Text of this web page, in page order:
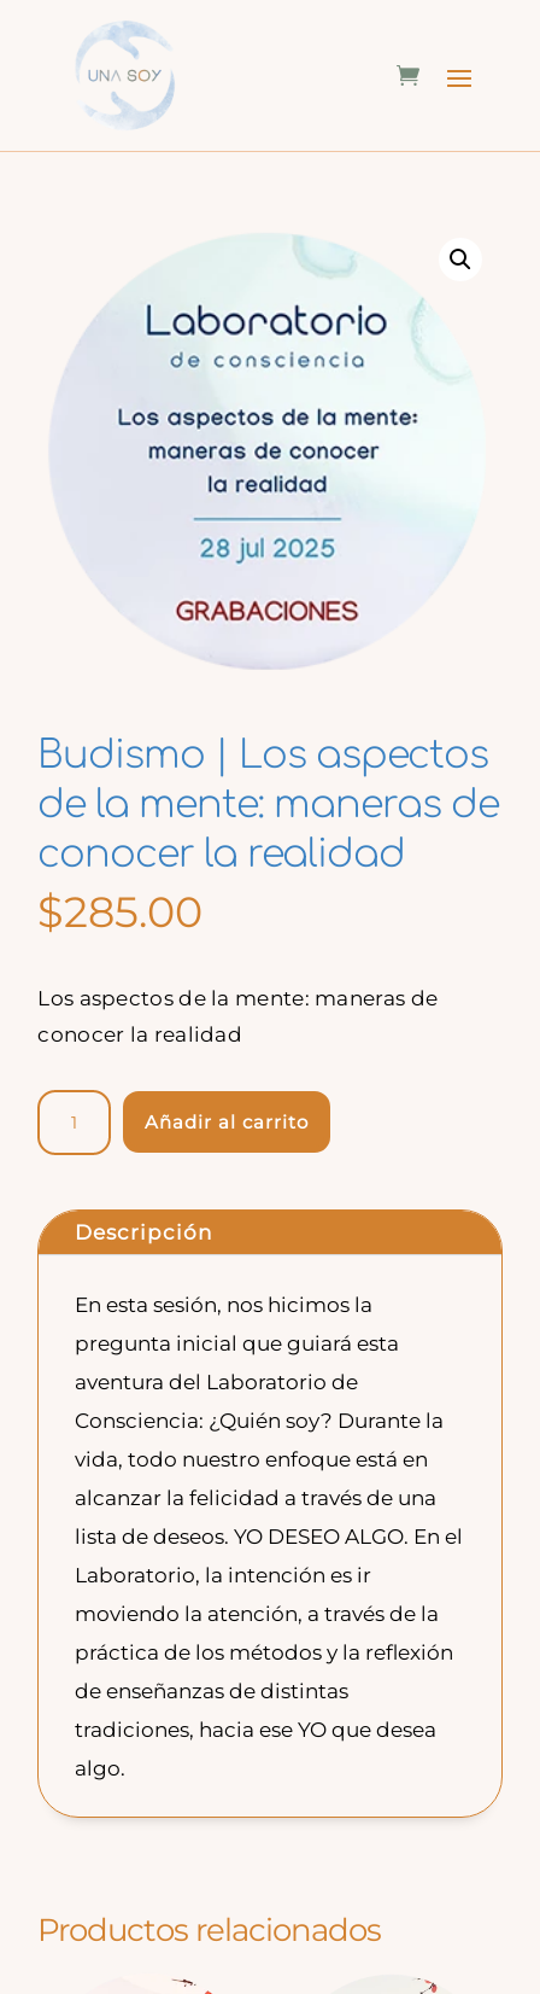
Budismo | Los aspectos
de la mente: maneras de
conocer la realidad
$285.00
Los aspectos de la mente: maneras de
conocer la realidad
Budismo
|
aspectos
de
mente:
maneras
conocer
realidad
cantidad
Añadir al carrito
Descripción
En esta sesión, nos hicimos la
pregunta inicial que guiará esta
aventura del Laboratorio de
Consciencia: ¿Quién soy? Durante la
vida, todo nuestro enfoque está en
alcanzar la felicidad a través de una
lista de deseos. YO DESEO ALGO. En el
Laboratorio, la intención es ir
moviendo la atención, a través de la
práctica de los métodos y la reflexión
de enseñanzas de distintas
tradiciones, hacia ese YO que desea
algo.
Productos relacionados